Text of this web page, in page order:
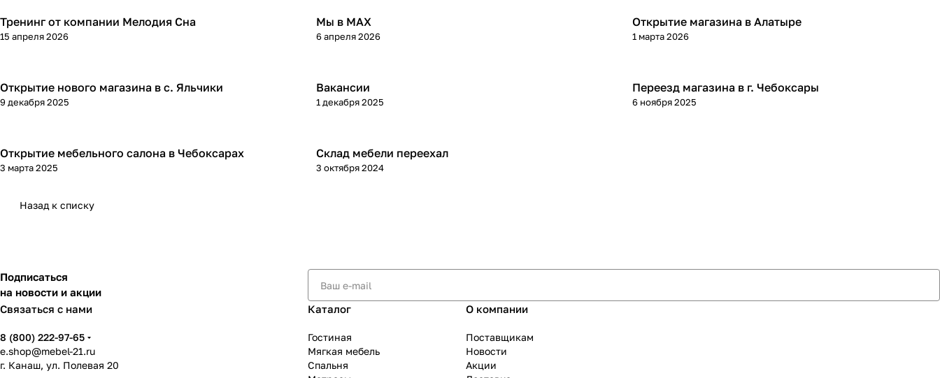
Тренинг от компании Мелодия Сна
15 апреля 2026
Мы в МАХ
6 апреля 2026
Открытие магазина в Алатыре
1 марта 2026
Открытие нового магазина в с. Яльчики
9 декабря 2025
Вакансии
1 декабря 2025
Переезд магазина в г. Чебоксары
6 ноября 2025
Открытие мебельного салона в Чебоксарах
3 марта 2025
Склад мебели переехал
3 октября 2024
Назад к списку
Подписаться
на новости и акции
Связаться с нами
8 (800) 222-97-65
e.shop@mebel-21.ru
г. Канаш, ул. Полевая 20
Каталог
Гостиная
Мягкая мебель
Спальня
О компании
Поставщикам
Новости
Акции